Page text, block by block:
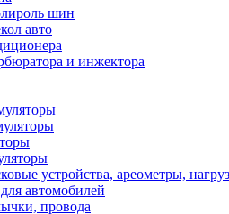
шин
авто
и инжектора
устройства, ареометры,
автомобилей
провода